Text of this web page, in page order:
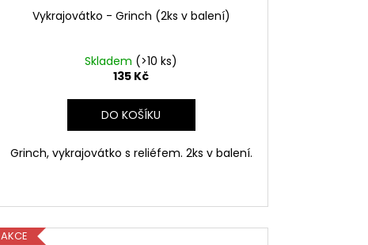
Vykrajovátko - Grinch (2ks v balení)
Skladem (>10 ks)
135 Kč
DO KOŠÍKU
Grinch, vykrajovátko s reliéfem. 2ks v balení.
AKCE